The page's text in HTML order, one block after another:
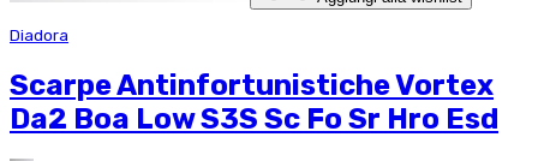
Diadora
Scarpe Antinfortunistiche Vortex
Da2 Boa Low S3S Sc Fo Sr Hro Esd